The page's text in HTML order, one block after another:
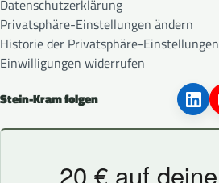
Datenschutzerklärung
Privatsphäre-Einstellungen ändern
Historie der Privatsphäre-Einstellungen
Einwilligungen widerrufen
Stein-Kram folgen